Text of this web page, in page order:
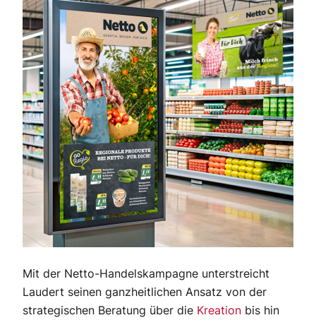
Mit der Netto-Handelskampagne unterstreicht
Laudert seinen ganzheitlichen Ansatz von der
strategischen Beratung über die Kreation bis hin